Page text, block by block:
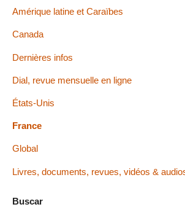
Amérique latine et Caraïbes
Canada
Dernières infos
Dial, revue mensuelle en ligne
États-Unis
France
Global
Livres, documents, revues, vidéos &
Buscar